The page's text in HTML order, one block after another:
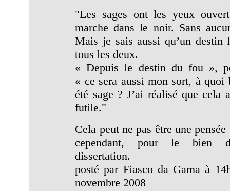
"Les sages ont les yeux
marche dans le noir. Sans
Mais je sais aussi qu’un destin
tous les deux.
« Depuis le destin du fou »,
« ce sera aussi mon sort, à quoi
été sage ? J’ai réalisé que cela
futile."
Cela peut ne pas être une
cependant, pour le bien
dissertation.
posté par Fiasco da Gama à
novembre 2008